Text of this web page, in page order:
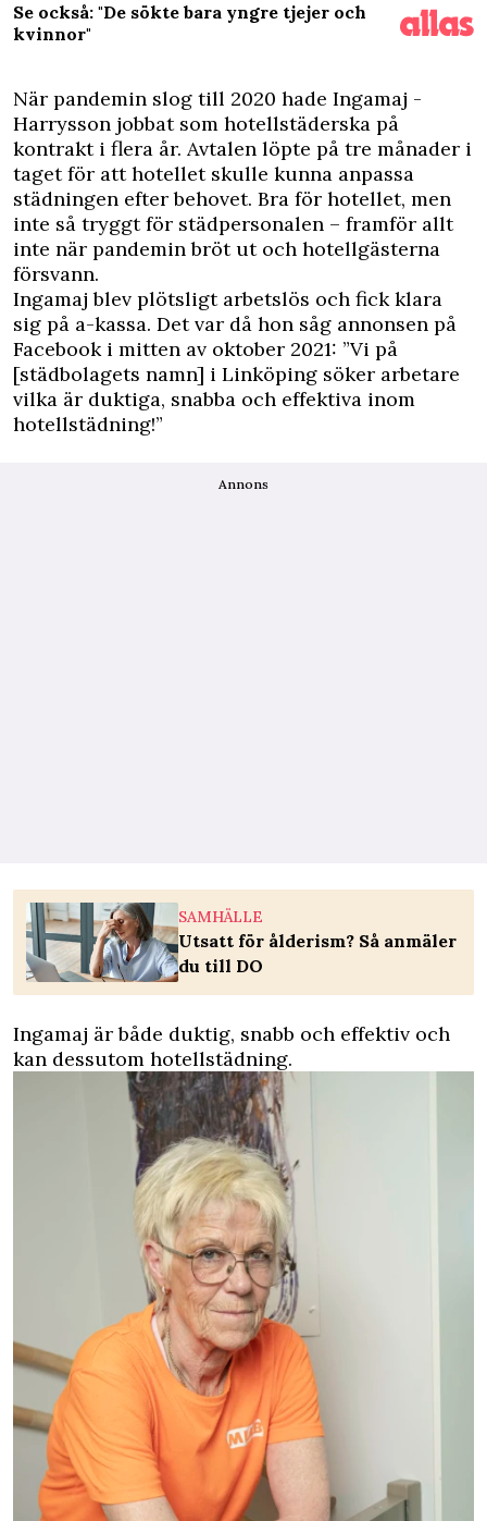
Se också: "De sökte bara yngre tjejer och
kvinnor"
När pandemin slog till 2020 hade Ingamaj ­
Harrysson jobbat som hotellstäderska på
kontrakt i flera år. Avtalen löpte på tre månader i
taget för att hotellet skulle kunna anpassa
städningen efter behovet. Bra för hotellet, men
inte så tryggt för städ­personalen – framför allt
inte när pandemin bröt ut och hotell­gästerna
försvann.
Ingamaj blev plötsligt arbetslös och fick klara
sig på a-kassa. Det var då hon såg annonsen på
Facebook i mitten av oktober 2021: ”Vi på
[städbolagets namn] i Linköping söker arbetare
vilka är duktiga, snabba och effektiva inom
hotell­städning!”
Annons
SAMHÄLLE
Utsatt för ålderism? Så anmäler
du till DO
Ingamaj är både duktig, snabb och effektiv och
kan dessutom hotellstädning.